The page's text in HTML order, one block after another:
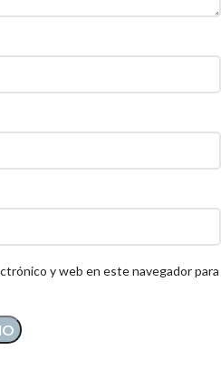
y web en este navegador para